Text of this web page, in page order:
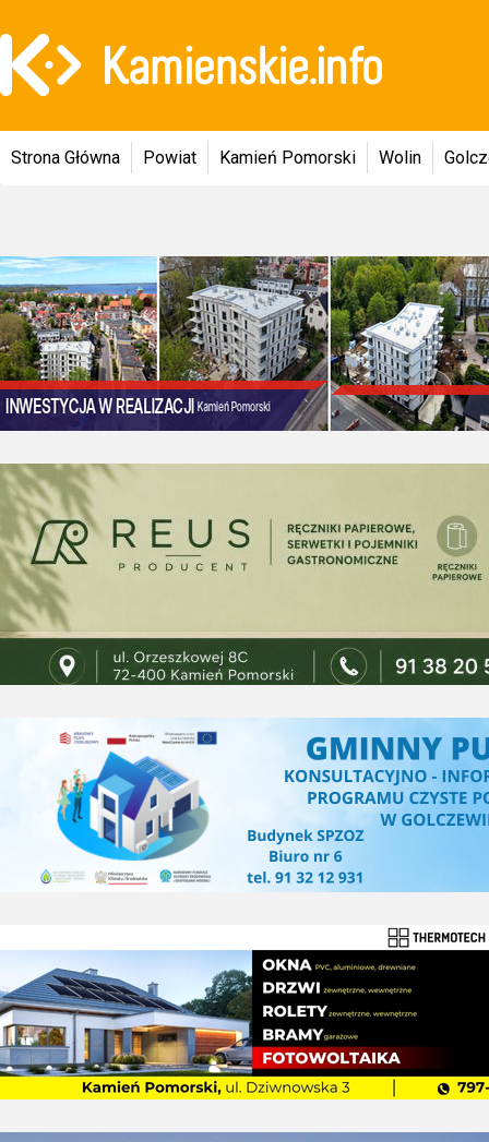
Strona Główna Powiat Kamień Pomorski Wolin